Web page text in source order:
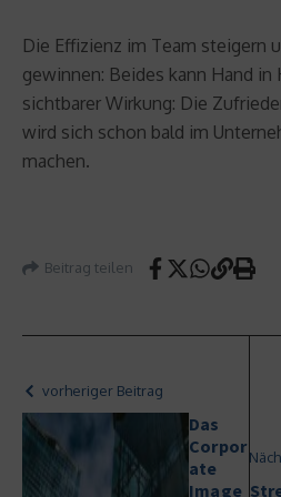
Die Effizienz im Team steigern
gewinnen: Beides kann Hand in
sichtbarer Wirkung: Die
wird sich schon bald im
machen.
Beitrag teilen
vorheriger Beitrag
Das
Corpor
ate
Image